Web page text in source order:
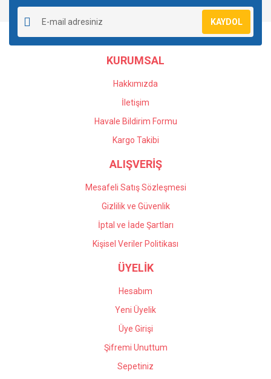
KAYDOL
KURUMSAL
Hakkımızda
İletişim
Havale Bildirim Formu
Kargo Takibi
ALIŞVERİŞ
Mesafeli Satış Sözleşmesi
Gizlilik ve Güvenlik
İptal ve İade Şartları
Kişisel Veriler Politikası
ÜYELİK
Hesabım
Yeni Üyelik
Üye Girişi
Şifremi Unuttum
Sepetiniz